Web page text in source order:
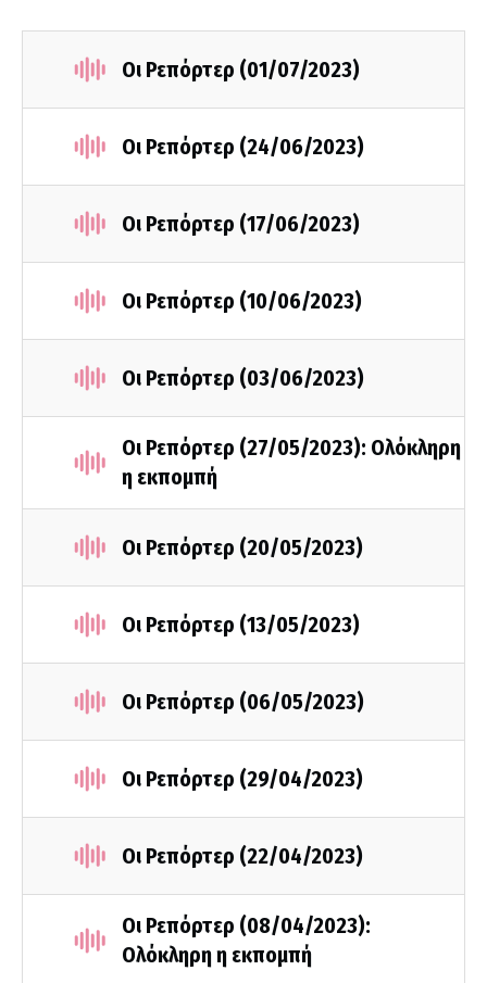
Οι Ρεπόρτερ (01/07/2023)
Οι Ρεπόρτερ (24/06/2023)
Οι Ρεπόρτερ (17/06/2023)
Οι Ρεπόρτερ (10/06/2023)
Οι Ρεπόρτερ (03/06/2023)
Οι Ρεπόρτερ (27/05/2023): Ολόκληρη
η εκπομπή
Οι Ρεπόρτερ (20/05/2023)
Οι Ρεπόρτερ (13/05/2023)
Οι Ρεπόρτερ (06/05/2023)
Οι Ρεπόρτερ (29/04/2023)
Οι Ρεπόρτερ (22/04/2023)
Οι Ρεπόρτερ (08/04/2023):
Ολόκληρη η εκπομπή